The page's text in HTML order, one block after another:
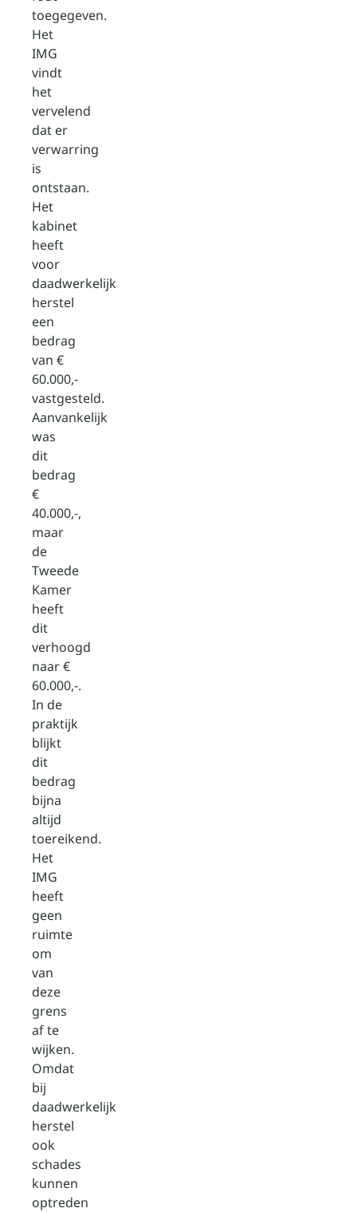
toegegeven.
Het
IMG
vindt
het
vervelend
dat er
verwarring
is
ontstaan.
Het
kabinet
heeft
voor
daadwerkelijk
herstel
een
bedrag
van €
60.000,-
vastgesteld.
Aanvankelijk
was
dit
bedrag
€
40.000,-,
maar
de
Tweede
Kamer
heeft
dit
verhoogd
naar €
60.000,-.
In de
praktijk
blijkt
dit
bedrag
bijna
altijd
toereikend.
Het
IMG
heeft
geen
ruimte
om
van
deze
grens
af te
wijken.
Omdat
bij
daadwerkelijk
herstel
ook
schades
kunnen
optreden